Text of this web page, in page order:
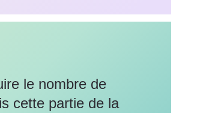
le nombre de
cette partie de la